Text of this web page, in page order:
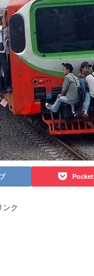
Pocket
ンク